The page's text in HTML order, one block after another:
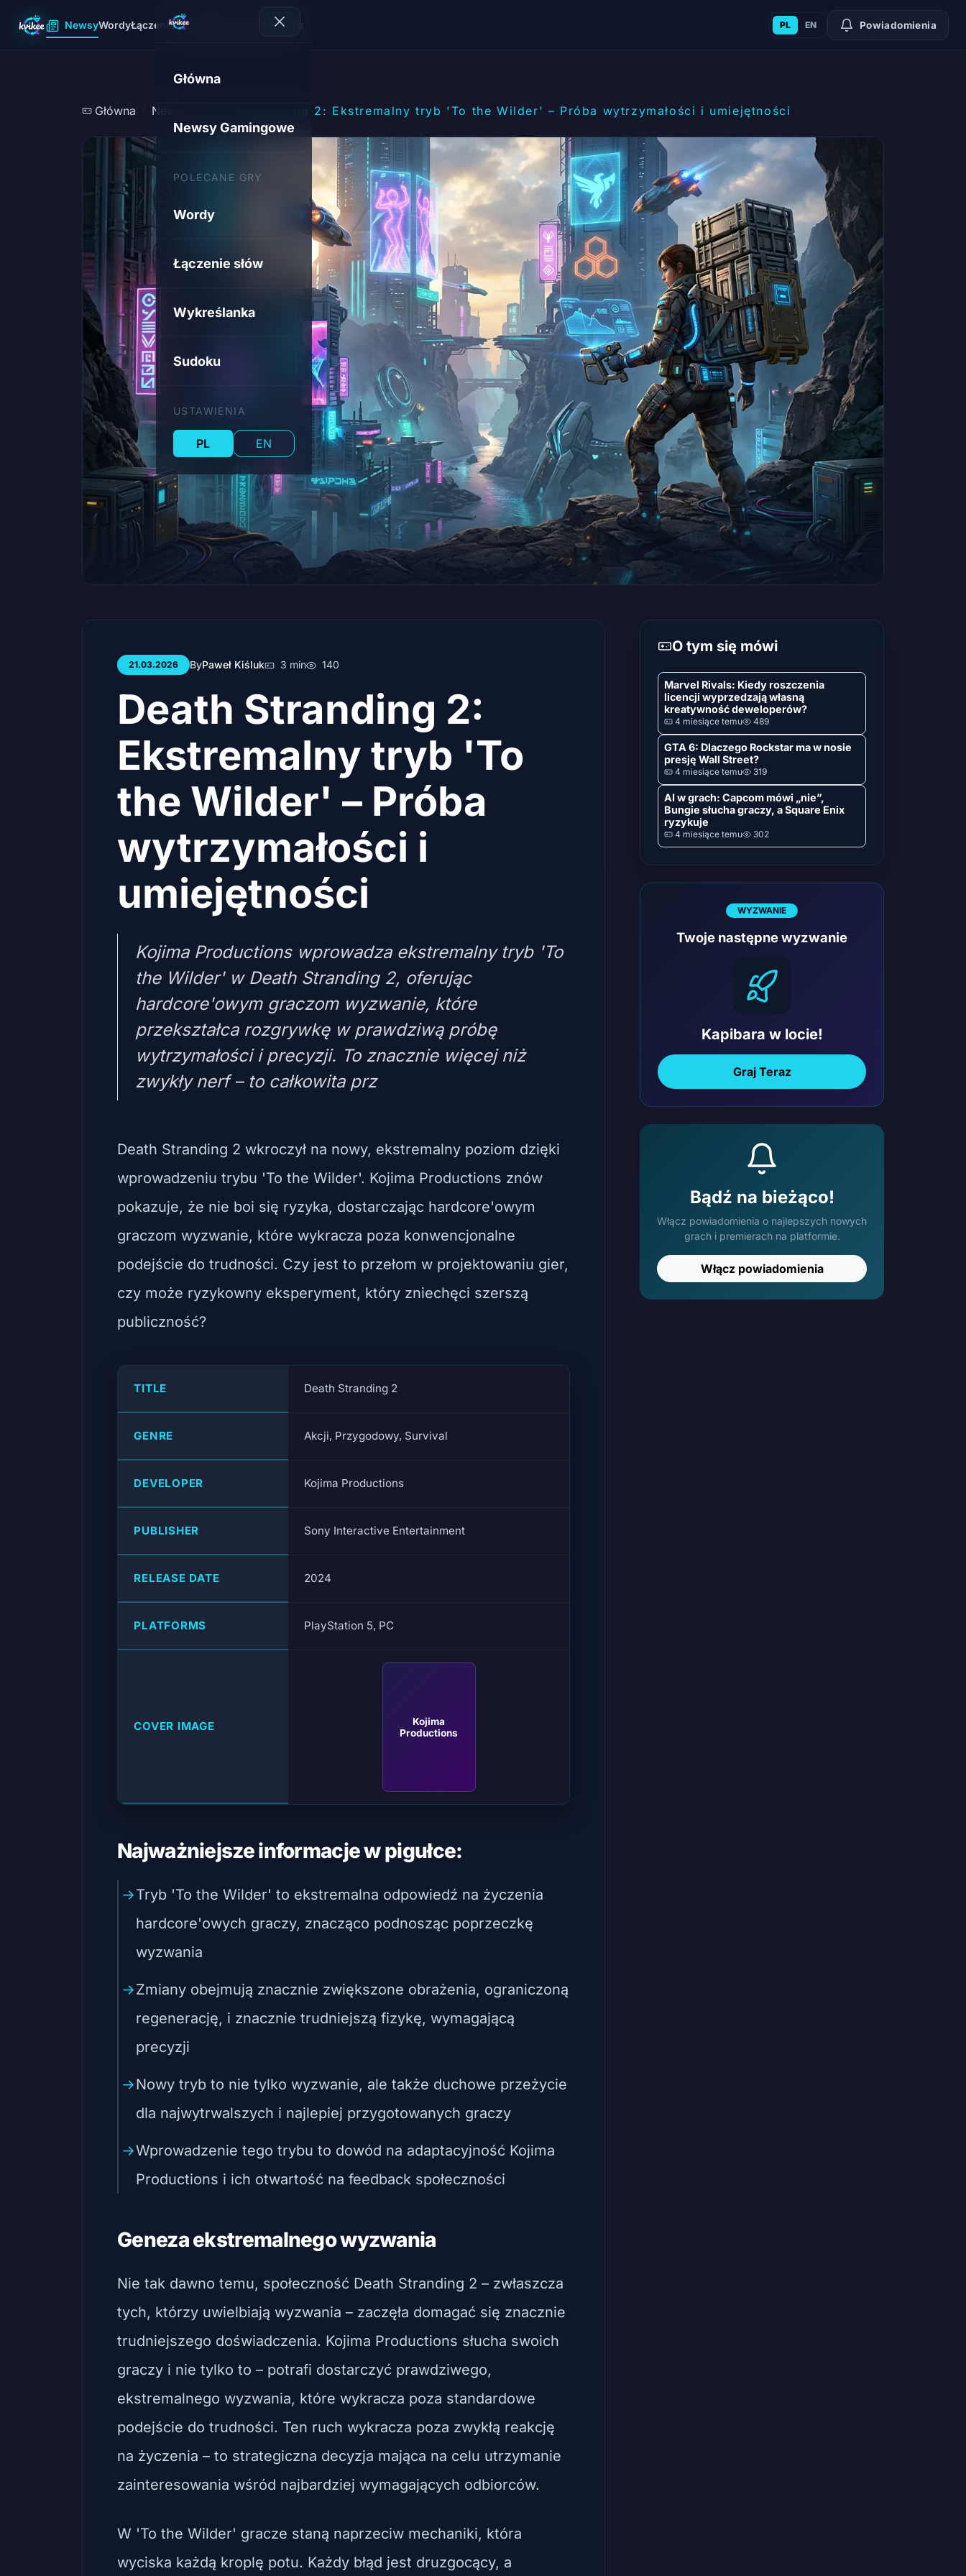
NewsyWordyŁączenie słów Sudoku PL EN Powiadomienia
Główna
Newsy Gamingowe
POLECANE GRY
Wordy
Łączenie słów
Wykreślanka
Sudoku
USTAWIENIA
PL EN
Główna Newsy Death Stranding 2: Ekstremalny tryb 'To the Wilder' – Próba wytrzymałości i umiejętności
21.03.2026 ByPaweł Kiśluk 3 min 140
Death Stranding 2:
Ekstremalny tryb 'To
the Wilder' – Próba
wytrzymałości i
umiejętności
Kojima Productions wprowadza ekstremalny tryb 'To
the Wilder' w Death Stranding 2, oferując
hardcore'owym graczom wyzwanie, które
przekształca rozgrywkę w prawdziwą próbę
wytrzymałości i precyzji. To znacznie więcej niż
zwykły nerf – to całkowita prz
Death Stranding 2 wkroczył na nowy, ekstremalny poziom dzięki
wprowadzeniu trybu 'To the Wilder'. Kojima Productions znów
pokazuje, że nie boi się ryzyka, dostarczając hardcore'owym
graczom wyzwanie, które wykracza poza konwencjonalne
podejście do trudności. Czy jest to przełom w projektowaniu gier,
czy może ryzykowny eksperyment, który zniechęci szerszą
publiczność?
TITLE Death Stranding 2
GENRE Akcji, Przygodowy, Survival
DEVELOPER Kojima Productions
PUBLISHER Sony Interactive Entertainment
RELEASE DATE 2024
PLATFORMS PlayStation 5, PC
COVER IMAGE
Kojima
Productions
Najważniejsze informacje w pigułce:
Tryb 'To the Wilder' to ekstremalna odpowiedź na życzenia
hardcore'owych graczy, znacząco podnosząc poprzeczkę
wyzwania
Zmiany obejmują znacznie zwiększone obrażenia, ograniczoną
regenerację, i znacznie trudniejszą fizykę, wymagającą
precyzji
Nowy tryb to nie tylko wyzwanie, ale także duchowe przeżycie
dla najwytrwalszych i najlepiej przygotowanych graczy
Wprowadzenie tego trybu to dowód na adaptacyjność Kojima
Productions i ich otwartość na feedback społeczności
Geneza ekstremalnego wyzwania
Nie tak dawno temu, społeczność Death Stranding 2 – zwłaszcza
tych, którzy uwielbiają wyzwania – zaczęła domagać się znacznie
trudniejszego doświadczenia. Kojima Productions słucha swoich
graczy i nie tylko to – potrafi dostarczyć prawdziwego,
ekstremalnego wyzwania, które wykracza poza standardowe
podejście do trudności. Ten ruch wykracza poza zwykłą reakcję
na życzenia – to strategiczna decyzja mająca na celu utrzymanie
zainteresowania wśród najbardziej wymagających odbiorców.
W 'To the Wilder' gracze staną naprzeciw mechaniki, która
wyciska każdą kroplę potu. Każdy błąd jest druzgocący, a
O tym się mówi
Marvel Rivals: Kiedy roszczenia
licencji wyprzedzają własną
kreatywność deweloperów?
4 miesiące temu 489
GTA 6: Dlaczego Rockstar ma w nosie
presję Wall Street?
4 miesiące temu 319
AI w grach: Capcom mówi „nie”,
Bungie słucha graczy, a Square Enix
ryzykuje
4 miesiące temu 302
WYZWANIE
Twoje następne wyzwanie
Kapibara w locie!
Graj Teraz
Bądź na bieżąco!
Włącz powiadomienia o najlepszych nowych
grach i premierach na platformie.
Włącz powiadomienia